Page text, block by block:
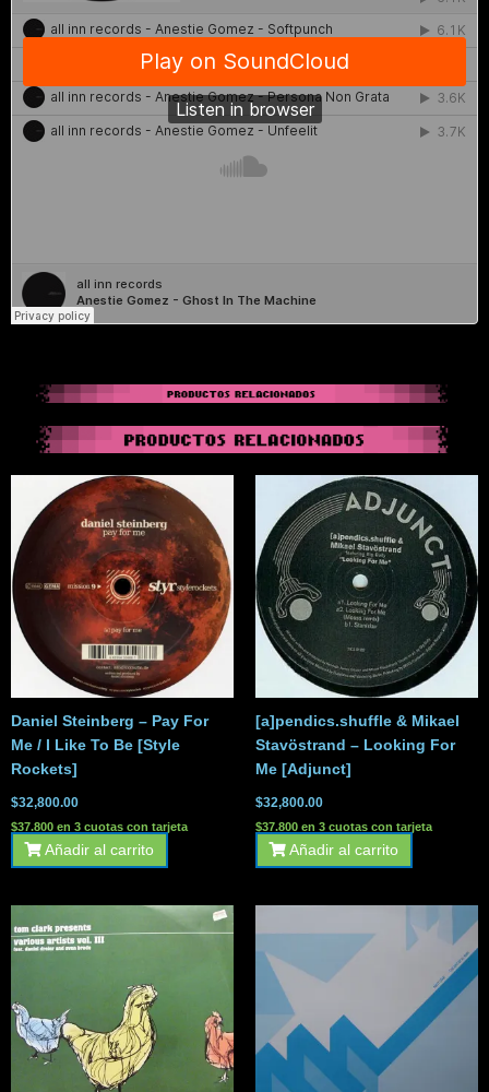
Daniel Steinberg – Pay For
Me / I Like To Be [Style
Rockets]
$32,800.00
$37.800 en 3 cuotas con tarjeta
Añadir al carrito
[a]pendics.shuffle & Mikael
Stavöstrand – Looking For
Me [Adjunct]
$32,800.00
$37.800 en 3 cuotas con tarjeta
Añadir al carrito